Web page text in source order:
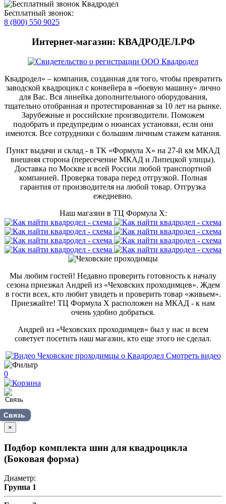
Бесплатный звонок:
8 (800) 550 9025
Интернет-магазин: КВАДРОДЕЛ.РФ
Квадродел» – компания, созданная для того, чтобы превратить
заводской квадроцикл с конвейера в «боевую машину» лично
для Вас. Вся линейка дополнительного оборудования,
тщательно отобранная и протестированная за 10 лет на рынке.
Зарубежные и российские производители. Поможем
подобрать и предупредим о нюансах установки, если они
имеются. Все сотрудники с большим личным стажем катания.
Пункт выдачи и склад - в ТК «Формула X» на 27-й км МКАД
внешняя сторона (пересечение МКАД и Липецкой улицы).
Доставка по Москве и всей России любой транспортной
компанией. Проверка товара перед отгрузкой. Полная
гарантия от производителя на любой товар. Отгрузка
ежедневно.
Наш магазин в ТЦ Формула Х:
Мы любим гостей! Недавно проверить готовность к началу
сезона приезжал Андрей из «Чеховских проходимцев». Ждем
в гости всех, кто любит увидеть и проверить товар «живьем».
Приезжайте! ТЦ Формула Х расположен на МКАД - к нам
очень удобно добраться.
Андрей из «Чеховских проходимцев» был у нас и всем
советует посетить наш магазин, кто еще этого не сделал.
Смотреть видео
0
Связь
×
Подбор комплекта шин для квадроцикла
(Боковая форма)
Диаметр:
Группа 1